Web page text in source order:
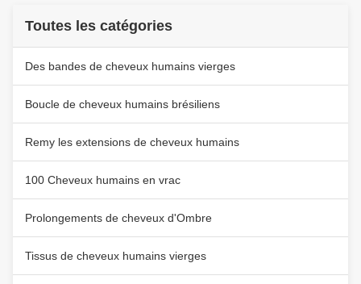
Toutes les catégories
Des bandes de cheveux humains vierges
Boucle de cheveux humains brésiliens
Remy les extensions de cheveux humains
100 Cheveux humains en vrac
Prolongements de cheveux d'Ombre
Tissus de cheveux humains vierges